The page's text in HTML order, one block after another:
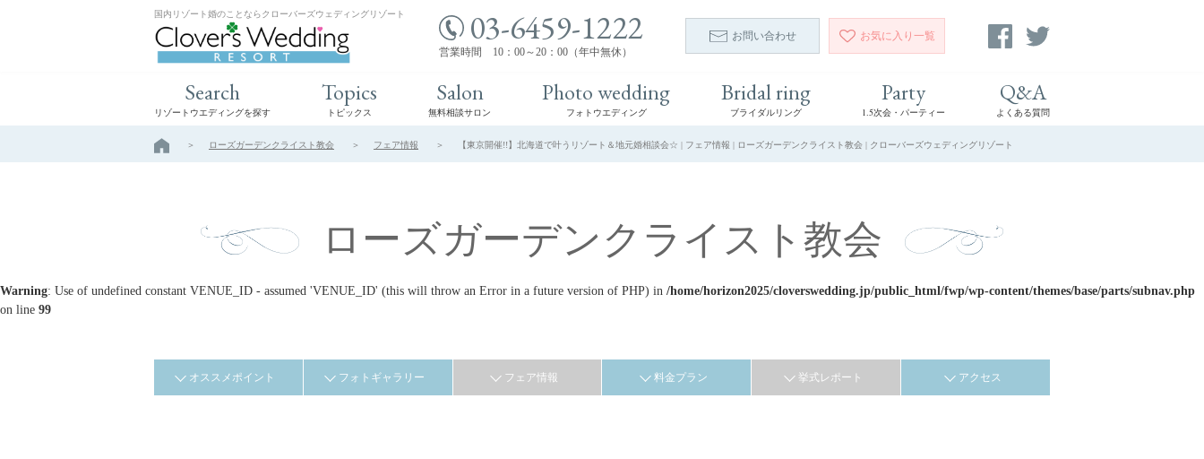
国内リゾート婚のことならクローバーズウェディングリゾート 03-6459-1222
営業時間 10：00～20：00（年中無休）
お問い合わせ お気に入り 一覧
Search
リゾートウエディングを探す
Topics
トピックス
Salon
無料相談サロン
Photo wedding
フォトウエディング
Bridal ring
ブライダルリング
Party
1.5次会・パーティー
Q&A
よくある質問
ローズガーデンクライスト教会 フェア情報 【東京開催!!】北海道で叶うリゾート＆地元婚相談会☆ | フェア情報 | ローズガーデンクライスト教会 | クローバーズウェディングリゾート
ローズガーデンクライスト教会
Warning: Use of undefined constant VENUE_ID - assumed 'VENUE_ID' (this will throw an Error in a future version of PHP) in /home/horizon2025/cloverswedding.jp/public_html/fwp/wp-content/themes/base/parts/subnav.php
on line 99
オススメポイント フォトギャラリー フェア情報 料金プラン 挙式レポート アクセス